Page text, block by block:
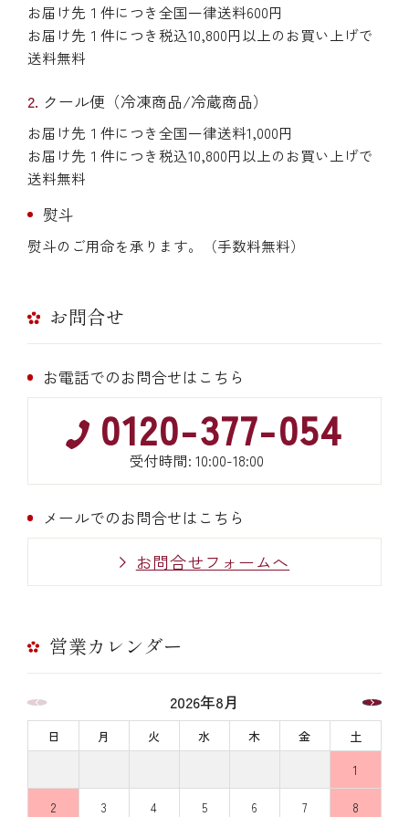
お届け先１件につき全国一律送料600円
お届け先１件につき税込10,800円以上のお買い上げで
送料無料
クール便（冷凍商品/冷蔵商品）
お届け先１件につき全国一律送料1,000円
お届け先１件につき税込10,800円以上のお買い上げで
送料無料
熨斗
熨斗のご用命を承ります。（手数料無料）
お問合せ
お電話でのお問合せはこちら
0120-377-054
受付時間: 10:00-18:00
メールでのお問合せはこちら
お問合せフォームへ
営業カレンダー
2026年8月
日 月 火 水 木 金
土
1
2 3 4 5 6 7 8